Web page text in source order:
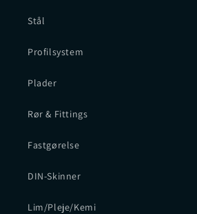
Stål
Profilsystem
Plader
Rør & Fittings
Fastgørelse
DIN-Skinner
Lim/Pleje/Kemi